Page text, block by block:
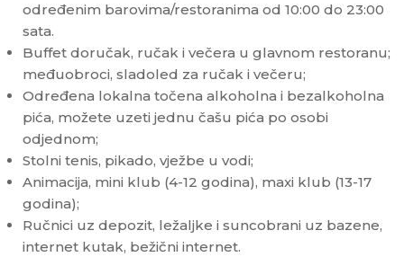
određenim barovima/restoranima od 10:00 do 23:00
sata.
Buffet doručak, ručak i večera u glavnom restoranu;
međuobroci, sladoled za ručak i večeru;
Određena lokalna točena alkoholna i bezalkoholna
pića, možete uzeti jednu čašu pića po osobi
odjednom;
Stolni tenis, pikado, vježbe u vodi;
Animacija, mini klub (4-12 godina), maxi klub (13-17
godina);
Ručnici uz depozit, ležaljke i suncobrani uz bazene,
internet kutak, bežični internet.